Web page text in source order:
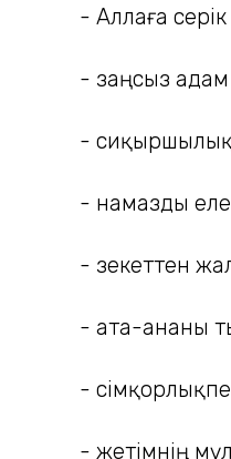
- Аллаға
- заңсыз адам
-
- намазды
- зекеттен
- ата-ананы
-
- жетімнің